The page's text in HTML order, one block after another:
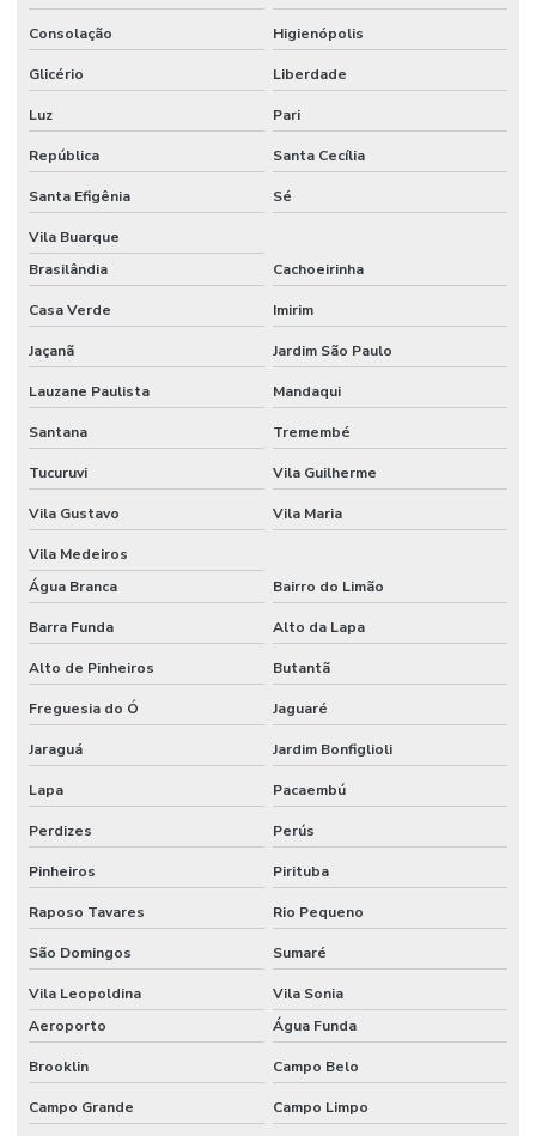
Locação de estandes para eventos
Locação de estandes para eventos
Locação de stand para eventos
Locação de stand de exibição para eventos
Locação de stand para feiras
Locação de stand para shopping
Locação de stand de vendas
Locação de stands
Locação de stands sp
Maquina de cortar pvc expandido
Montadora de estandes sp
Montadora de stands
Montadora de stands para feiras
Montadoras de stands para eventos
Montadoras de stands em são paulo
Montagem de cenários
Montagem de cenografia
Montagem cenográfica
Montagem de estandes
Montagem de estandes para feiras
Montagem de estandes para feiras sp
Montagem de feiras e eventos
Montagem de stand para eventos
Montagem de stand para eventos comerciais
Consolação Higienópolis
Glicério Liberdade
Luz Pari
República Santa Cecília
Santa Efigênia Sé
Vila Buarque
Brasilândia
Cachoeirinha
Casa Verde Imirim
Jaçanã Jardim São Paulo
Lauzane Paulista Mandaqui
Santana Tremembé
Tucuruvi Vila Guilherme
Vila Gustavo Vila Maria
Vila Medeiros
Água Branca
Bairro do Limão
Barra Funda Alto da Lapa
Alto de Pinheiros Butantã
Freguesia do Ó Jaguaré
Jaraguá Jardim Bonfiglioli
Lapa Pacaembú
Perdizes Perús
Pinheiros Pirituba
Raposo Tavares Rio Pequeno
São Domingos Sumaré
Vila Leopoldina
Vila Sonia
Aeroporto
Água Funda
Brooklin Campo Belo
Campo Grande Campo Limpo